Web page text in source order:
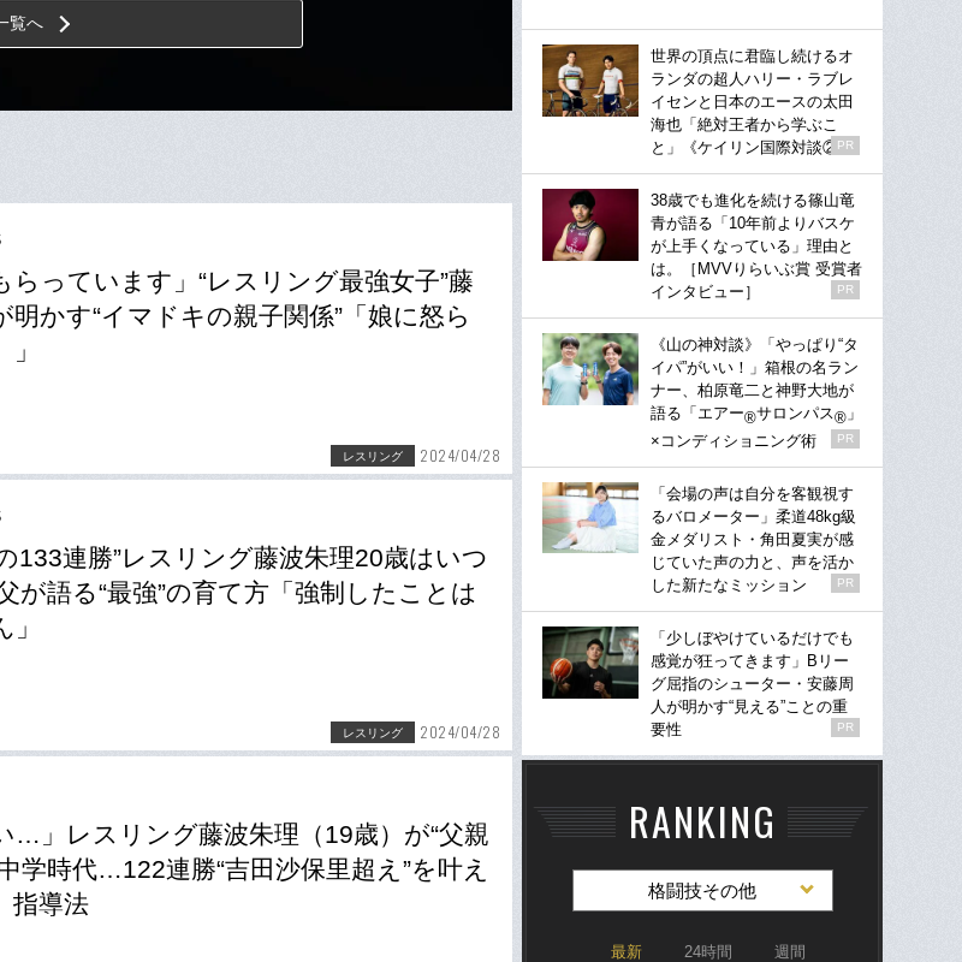
覧へ
らっています」“レスリング最強女子”藤
明かす“イマドキの親子関係”「娘に怒ら
レスリング 2024/04/28
133連勝”レスリング藤波朱理20歳はいつ
が語る“最強”の育て方「強制したことは
レスリング 2024/04/28
…」レスリング藤波朱理（19歳）が“父親
学時代…122連勝“吉田沙保里超え”を叶え
指導法
世界の頂点に君臨し続けるオ
ランダの超人ハリー・ラブレ
イセンと日本のエースの太田
海也「絶対王者から学ぶこ
と」《ケイリン国際対談②》
PR
38歳でも進化を続ける篠山竜
青が語る「10年前よりバスケ
が上手くなっている」理由と
は。［MVVりらいぶ賞 受賞者
インタビュー］
PR
《山の神対談》「やっぱり“タ
イパ”がいい！」箱根の名ラン
ナー、柏原竜二と神野大地が
語る「エアー®サロンパス® 」
×コンディショニング術
PR
「会場の声は自分を客観視す
るバロメーター」柔道48kg級
金メダリスト・角田夏実が感
じていた声の力と、声を活か
した新たなミッション
PR
「少しぼやけているだけでも
感覚が狂ってきます」Bリー
グ屈指のシューター・安藤周
人が明かす“見える”ことの重
要性
PR
RANKING
格闘技その他
最新 24時間 週間